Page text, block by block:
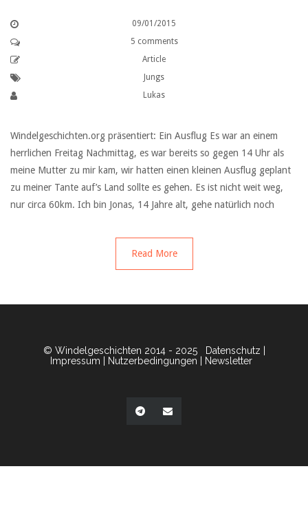
09/01/2015
5 comments
Article
Jungs
Lukas
Windelgeschichten.org präsentiert: Ein Ausflug Es war an einem
herrlichen Freitag Nachmittag, es war bereits so gegen 14 Uhr als
meine Mutter zu mir kam, wir hatten einen kleinen Ausflug geplant
zu meiner Tante auf’s Land sollte es gehen. Es ist nicht weit weg,
nur circa 60km. Ich bin Jonas, 14 Jahre alt, gehe natürlich noch
Read More
© Windelgeschichten 2014 - 2025 Datenschutz
Impressum
Nutzerbedingungen Newsletter